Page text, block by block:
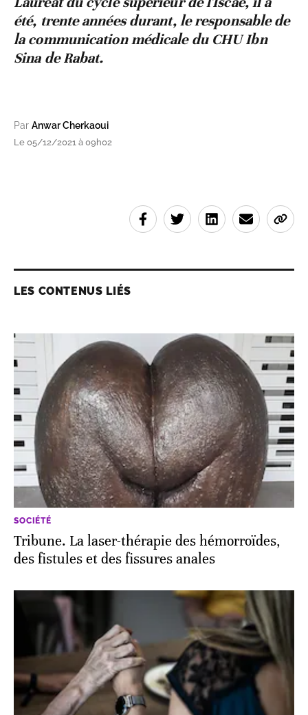
été, trente années durant, le responsable de
la communication médicale du CHU Ibn
Sina de Rabat.
Par Anwar Cherkaoui
Le 05/12/2021 à 09h02
LES CONTENUS LIÉS
SOCIÉTÉ
Tribune. La laser-thérapie des hémorroïdes,
des fistules et des fissures anales